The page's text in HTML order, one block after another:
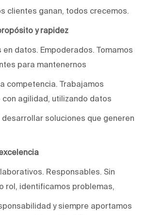
clientes ganan, todos crecemos.
y rapidez
en datos. Empoderados. Tomamos
para mantenernos
competencia. Trabajamos
agilidad, utilizando datos
soluciones que generen
Responsables. Sin
rol, identificamos problemas,
y siempre aportamos